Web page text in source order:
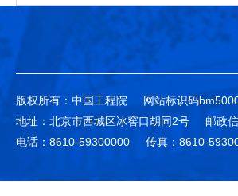
版权所有：中国工程院 网站标识码
地址：北京市西城区冰窖口胡同2号
邮政
电话：8610-59300000
传真：8610-